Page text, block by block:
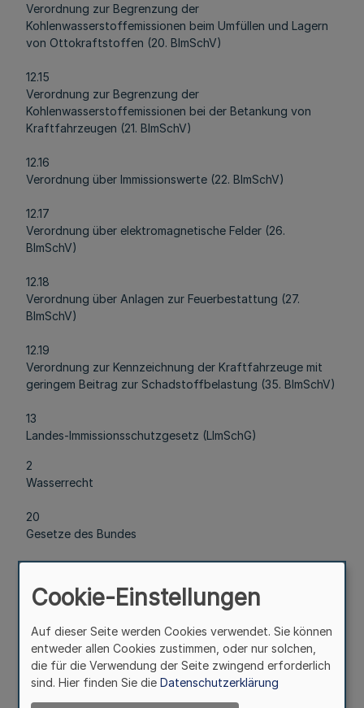
Verordnung zur Begrenzung der
Kohlenwasserstoffemissionen beim Umfüllen und Lagern
von Ottokraftstoffen (20. BImSchV)
12.15
Verordnung zur Begrenzung der
Kohlenwasserstoffemissionen bei der Betankung von
Kraftfahrzeugen (21. BImSchV)
12.16
Verordnung über Immissionswerte (22. BImSchV)
12.17
Verordnung über elektromagnetische Felder (26.
BImSchV)
12.18
Verordnung über Anlagen zur Feuerbestattung (27.
BImSchV)
12.19
Verordnung zur Kennzeichnung der Kraftfahrzeuge mit
geringem Beitrag zur Schadstoffbelastung (35. BImSchV)
13
Landes-Immissionsschutzgesetz (LImSchG)
2
Wasserrecht
20
Gesetze des Bundes
Wasserhaushaltsgesetz (WHG)
Abwasserabgabengesetz (AbwAG)
20.3
Wasch- und Reinigungsmittelgesetz (WRMG)
Cookie-Einstellungen
Auf dieser Seite werden Cookies verwendet. Sie können
entweder allen Cookies zustimmen, oder nur solchen,
die für die Verwendung der Seite zwingend erforderlich
sind. Hier finden Sie die Datenschutzerklärung